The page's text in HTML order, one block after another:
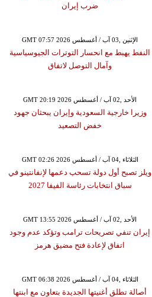
ضرب إيران
GMT 07:57 2026 الإثنين ,03 آب / أغسطس
النفط يهبط مع انحسار التوترات الجيوسياسية
وآمال التوصل لاتفاق
GMT 20:19 2026 الأحد ,02 آب / أغسطس
وزيرا خارجية السعودية وإيران يبحثان جهود
خفض التصعيد
GMT 02:26 2026 الثلاثاء ,04 آب / أغسطس
ويلز تصبح أول دولة تسحب دعمها لإنفانتينو في
سباق انتخابات رئاسة الفيفا 2027
GMT 13:55 2026 الأحد ,02 آب / أغسطس
إيران تنفي تصريحات ترامب وتؤكد عدم وجود
اتفاق لإعادة فتح مضيق هرمز
GMT 06:38 2026 الثلاثاء ,04 آب / أغسطس
أصالة تطلق أغنيتها الجديدة بتعاون مع ابنتها